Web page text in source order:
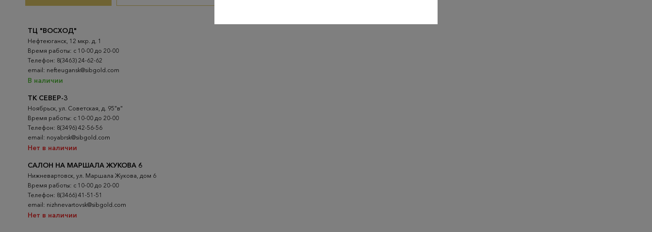
ТК СЕВЕР-3
Ноябрьск, ул. Советская, д. 95"в"
Время работы: с 10-00 до 20-00
Телефон: 8(3496) 42-56-56
email: noyabrsk@sibgold.com
Нет в наличии
ТЦ "ВОСХОД"
Нефтеюганск, 12 мкр. д. 1
Время работы: с 10-00 до 20-00
Телефон: 8(3463) 24-62-62
email: nefteugansk@sibgold.com
В наличии
САЛОН НА МАРШАЛА ЖУКОВА 6
Нижневартовск, ул. Маршала Жукова, дом 6
Время работы: с 10-00 до 20-00
Телефон: 8(3466) 41-51-51
email: nizhnevartovsk@sibgold.com
Нет в наличии